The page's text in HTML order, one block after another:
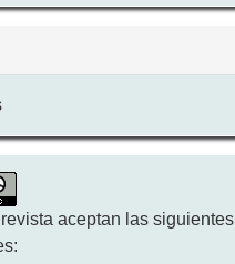
aceptan las siguientes